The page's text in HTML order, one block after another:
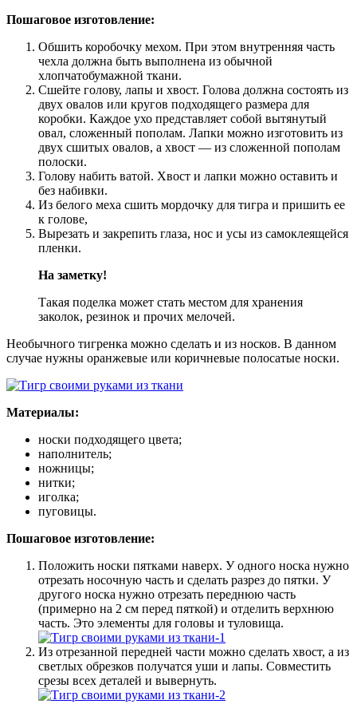
Пошаговое изготовление:
Обшить коробочку мехом. При этом внутренняя часть
чехла должна быть выполнена из обычной
хлопчатобумажной ткани.
Сшейте голову, лапы и хвост. Голова должна состоять из
двух овалов или кругов подходящего размера для
коробки. Каждое ухо представляет собой вытянутый
овал, сложенный пополам. Лапки можно изготовить из
двух сшитых овалов, а хвост — из сложенной пополам
полоски.
Голову набить ватой. Хвост и лапки можно оставить и
без набивки.
Из белого меха сшить мордочку для тигра и пришить ее
к голове,
Вырезать и закрепить глаза, нос и усы из самоклеящейся
пленки.
На заметку!
Такая поделка может стать местом для хранения
заколок, резинок и прочих мелочей.
Необычного тигренка можно сделать и из носков. В данном
случае нужны оранжевые или коричневые полосатые носки.
Материалы:
носки подходящего цвета;
наполнитель;
ножницы;
нитки;
иголка;
пуговицы.
Пошаговое изготовление:
Положить носки пятками наверх. У одного носка нужно
отрезать носочную часть и сделать разрез до пятки. У
другого носка нужно отрезать переднюю часть
(примерно на 2 см перед пяткой) и отделить верхнюю
часть. Это элементы для головы и туловища.
Из отрезанной передней части можно сделать хвост, а из
светлых обрезков получатся уши и лапы. Совместить
срезы всех деталей и вывернуть.